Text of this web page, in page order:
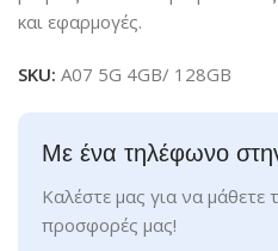
και εφαρμογές.
SKU:A07 5G 4GB/ 128GB
Με ένα τηλέφωνο
Καλέστε μας για να μάθετε
προσφορές μας!